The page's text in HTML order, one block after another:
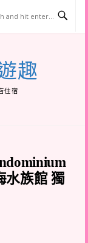
趣
住宿
水族館 獨